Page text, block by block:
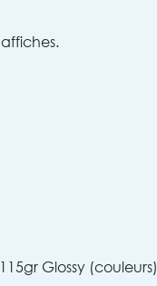
Glossy (couleurs)